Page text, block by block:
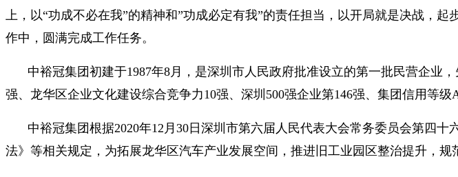
上，以“功成不必在我”的精神和”功成必定有我”的责任担当，以开局就是决战，
作中，圆满完成工作任务。
中裕冠集团初建于1987年8月，是深圳市人民政府批准设立的第一批民营企业
强、龙华区企业文化建设综合竞争力10强、深圳500强企业第146强、集团信用等
中裕冠集团根据2020年12月30日深圳市第六届人民代表大会常务委员会第四
法》等相关规定，为拓展龙华区汽车产业发展空间，推进旧工业园区整治提升，